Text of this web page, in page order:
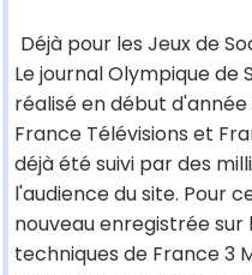
Déjà pour les Jeux de
Le journal Olympique de
réalisé en début
France Télévisions et
déjà été suivi par des
l'audience du site. Pour
nouveau enregistrée
techniques de France 3